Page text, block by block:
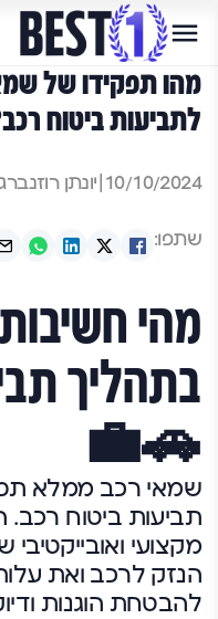
מהו תפקידו של
לתביעות ביטוח
10/10/2024 יונתן רוזנברג
שתפו:
מהי
בתהליך
🚗💼
שמאי רכב ממלא
תביעות ביטוח
מקצועי
הנזק לרכב ואת עלות
להבטחת הוגנות